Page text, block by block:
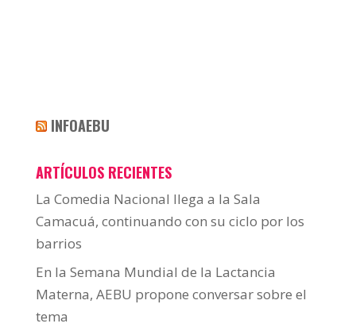
INFOAEBU
ARTÍCULOS RECIENTES
La Comedia Nacional llega a la Sala
Camacuá, continuando con su ciclo por los
barrios
En la Semana Mundial de la Lactancia
Materna, AEBU propone conversar sobre el
tema